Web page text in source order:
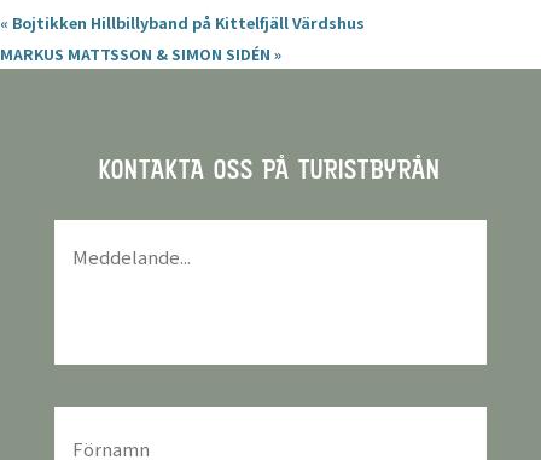
« Bojtikken Hillbillyband på Kittelfjäll Värdshus
MARKUS MATTSSON & SIMON SIDÉN »
KONTAKTA OSS PÅ TURISTBYRÅN
För-
efternamn